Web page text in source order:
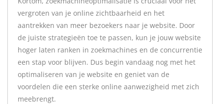
vergroten van je online zichtbaarheid en het
aantrekken van meer bezoekers naar je website. Door
de juiste strategieën toe te passen, kun je jouw website
hoger laten ranken in zoekmachines en de concurrentie
een stap voor blijven. Dus begin vandaag nog met het
optimaliseren van je website en geniet van de
voordelen die een sterke online aanwezigheid met zich
meebrengt.